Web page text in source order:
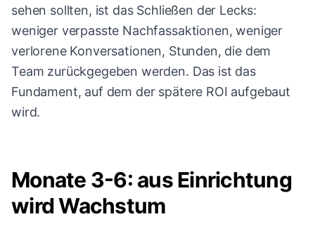
sehen sollten, ist das Schließen der Lecks:
weniger verpasste Nachfassaktionen, weniger
verlorene Konversationen, Stunden, die dem
Team zurückgegeben werden. Das ist das
Fundament, auf dem der spätere ROI aufgebaut
wird.
Monate 3-6: aus Einrichtung
wird Wachstum